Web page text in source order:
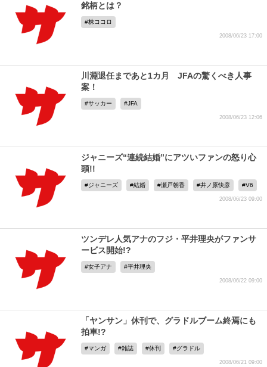
銘柄とは？
株ココロ
2008/06/23 17:00
川淵退任まであと1カ月 JFAの驚くべき人事
案！
サッカー JFA
2008/06/23 12:06
ジャニーズ“連続結婚”にアツいファンの怒り心
頭!!
ジャニーズ 結婚 瀬戸朝香 井ノ原快彦 V6
2008/06/23 09:00
ツンデレ人気アナのフジ・平井理央がファンサ
ービス開始!?
女子アナ 平井理央
2008/06/22 09:00
「ヤンサン」休刊で、グラドルブーム終焉にも
拍車!?
マンガ 雑誌 休刊 グラドル
2008/06/21 09:00